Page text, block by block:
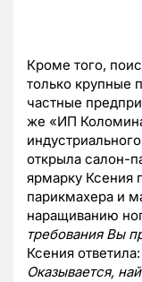
Кроме того,
только крупные
частные
же «ИП
открыла салон-
ярмарку Ксения
парикмахера и
наращиванию
требования Вы
Ксения
Оказывается,